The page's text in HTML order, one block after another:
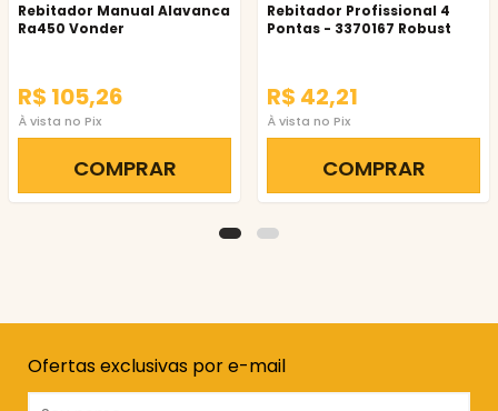
Rebitador Manual Alavanca
Ra450 Vonder
R$ 105,26
À vista no Pix
COMPRAR
Rebitador Profissional 4
Pontas - 3370167 Robust
R$ 42,21
À vista no Pix
COMPRAR
Ofertas exclusivas por e-mail